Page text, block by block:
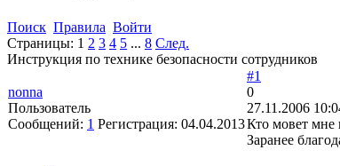
Поиск Правила Войти
Страницы: 1 2 3 4 5 ... 8 След.
Инструкция по технике безопасности сотрудников
nonna
Пользователь
Сообщений: 1 Регистрация: 04.04.2013
#1
0
27.11.2006
Кто мовет мне
Заранее